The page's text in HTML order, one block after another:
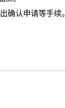
确认申请等手续。